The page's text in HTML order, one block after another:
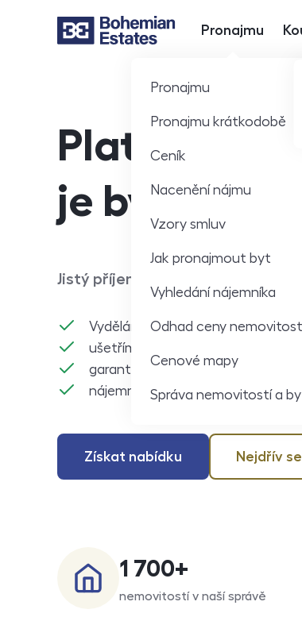
Hlavní nabídka
Pronajmu
Pronajmu
Pronajmu krátkodobě
Ceník
Nacenění nájmu
Vzory smluv
Jak pronajmout byt
Vyhledání nájemníka
Odhad ceny
Cenové mapy
Správa nemovitostí a
Platíme
je byt
Jistý příjem z pronájmu každý
Vyděláme vám ročně průměrněo
ušetříme 70+ hodin práce ročně,
garantujeme stav bytu,
nájemné každý měsíc na minutu
Získat nabídku Nejdřív
1 700+
nemovitostí v naší správě